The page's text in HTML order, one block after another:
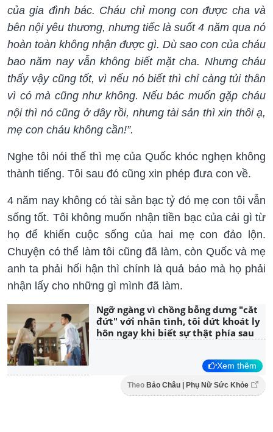
của gia đình bác. Cháu chỉ mong con được cha và
bên nội yêu thương, nhưng tiếc là suốt 4 năm qua nó
hoàn toàn không nhận được gì. Dù sao con của cháu
bao năm nay vẫn không biết mặt cha. Nhưng cháu
thấy vậy cũng tốt, vì nếu nó biết thì chỉ càng tủi thân
vì có mà cũng như không. Nếu bác muốn gặp cháu
nội thì nó cũng ở đây rồi, nhưng tài sản thì xin thôi ạ,
mẹ con cháu không cần!”.
Nghe tôi nói thế thì mẹ của Quốc khóc nghẹn không
thành tiếng. Tôi sau đó cũng xin phép đưa con về.
4 năm nay không có tài sản bạc tỷ đó mẹ con tôi vẫn
sống tốt. Tôi không muốn nhận tiền bạc của cải gì từ
họ để khiến cuộc sống của hai mẹ con đảo lộn.
Chuyện có thể làm tôi cũng đã làm, còn Quốc và mẹ
anh ta phải hối hận thì chính là quả báo mà họ phải
nhận lấy cho những gì mình đã làm.
Ngỡ ngàng vì chồng bỗng dưng "cắt
đứt" với nhân tình, tôi dứt khoát ly
hôn ngay khi biết sự thật phía sau
Xem thêm
Theo Bảo Châu | Phụ Nữ Sức Khỏe